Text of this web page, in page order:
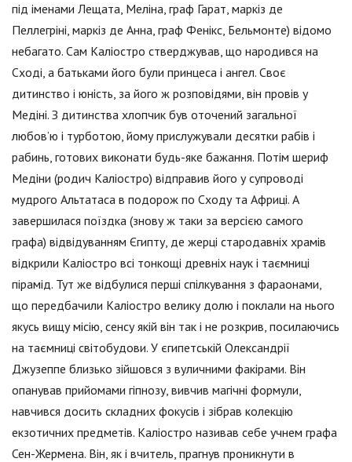
під іменами Лещата, Меліна, граф Гарат, маркіз де
Пеллегріні, маркіз де Анна, граф Фенікс, Бельмонте) відомо
небагато. Сам Каліостро стверджував, що народився на
Сході, а батьками його були принцеса і ангел. Своє
дитинство і юність, за його ж розповідями, він провів у
Медіні. З дитинства хлопчик був оточений загальної
любов’ю і турботою, йому прислужували десятки рабів і
рабинь, готових виконати будь-яке бажання. Потім шериф
Медіни (родич Каліостро) відправив його у супроводі
мудрого Альтатаса в подорож по Сходу та Африці. А
завершилася поїздка (знову ж таки за версією самого
графа) відвідуванням Єгипту, де жерці стародавніх храмів
відкрили Каліостро всі тонкощі древніх наук і таємниці
пірамід. Тут же відбулися перші спілкування з фараонами,
що передбачили Каліостро велику долю і поклали на нього
якусь вищу місію, сенсу якій він так і не розкрив, посилаючись
на таємниці світобудови. У єгипетській Олександрії
Джузеппе близько зійшовся з вуличними факірами. Він
опанував прийомами гіпнозу, вивчив магічні формули,
навчився досить складних фокусів і зібрав колекцію
екзотичних предметів. Каліостро називав себе учнем графа
Сен-Жермена. Він, як і вчитель, прагнув проникнути в